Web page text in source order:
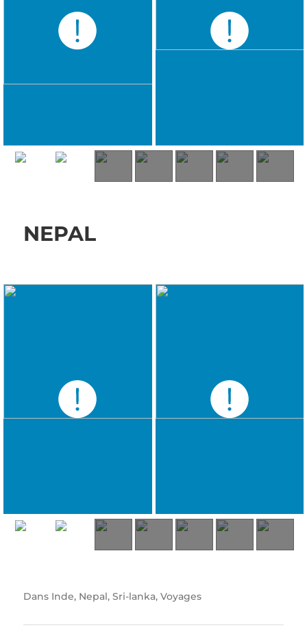
NEPAL
Dans Inde, Nepal, Sri-lanka, Voyages